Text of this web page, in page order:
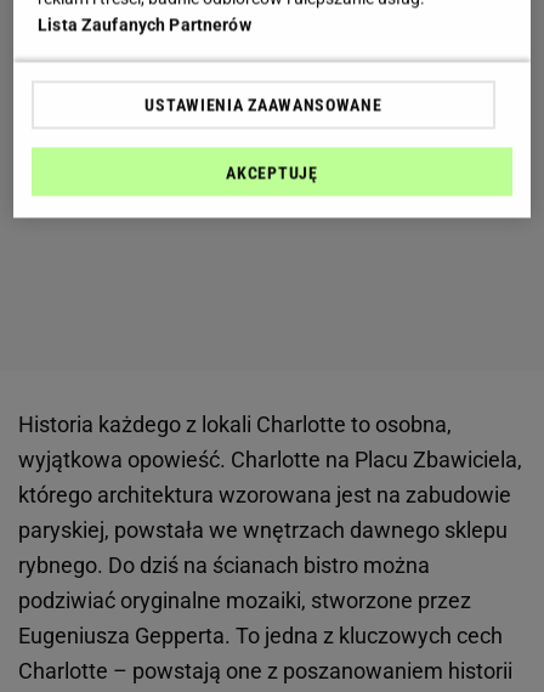
Historia każdego z lokali Charlotte to osobna,
wyjątkowa opowieść. Charlotte na Placu Zbawiciela,
którego architektura wzorowana jest na zabudowie
paryskiej, powstała we wnętrzach dawnego sklepu
rybnego. Do dziś na ścianach bistro można
podziwiać oryginalne mozaiki, stworzone przez
Eugeniusza Gepperta. To jedna z kluczowych cech
Charlotte – powstają one z poszanowaniem historii
Lista Zaufanych Partnerów
USTAWIENIA ZAAWANSOWANE
AKCEPTUJĘ